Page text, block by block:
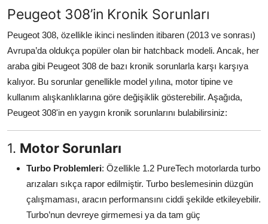
Elektrik & Akü
Klima & Konfor
Aydınlatma & Görüş
Şanzıman & Aktarma
Multimedya & Elektronik
Peugeot 308’in Kronik Sorunları
Peugeot 308, özellikle ikinci neslinden itibaren (2013 ve sonrası)
Avrupa’da oldukça popüler olan bir hatchback modeli. Ancak, her
araba gibi Peugeot 308 de bazı kronik sorunlarla karşı karşıya
kalıyor. Bu sorunlar genellikle model yılına, motor tipine ve
kullanım alışkanlıklarına göre değişiklik gösterebilir. Aşağıda,
Peugeot 308'in en yaygın kronik sorunlarını bulabilirsiniz:
1. Motor Sorunları
Turbo Problemleri: Özellikle 1.2 PureTech motorlarda turbo
arızaları sıkça rapor edilmiştir. Turbo beslemesinin düzgün
çalışmaması, aracın performansını ciddi şekilde etkileyebilir.
Turbo’nun devreye girmemesi ya da tam güç